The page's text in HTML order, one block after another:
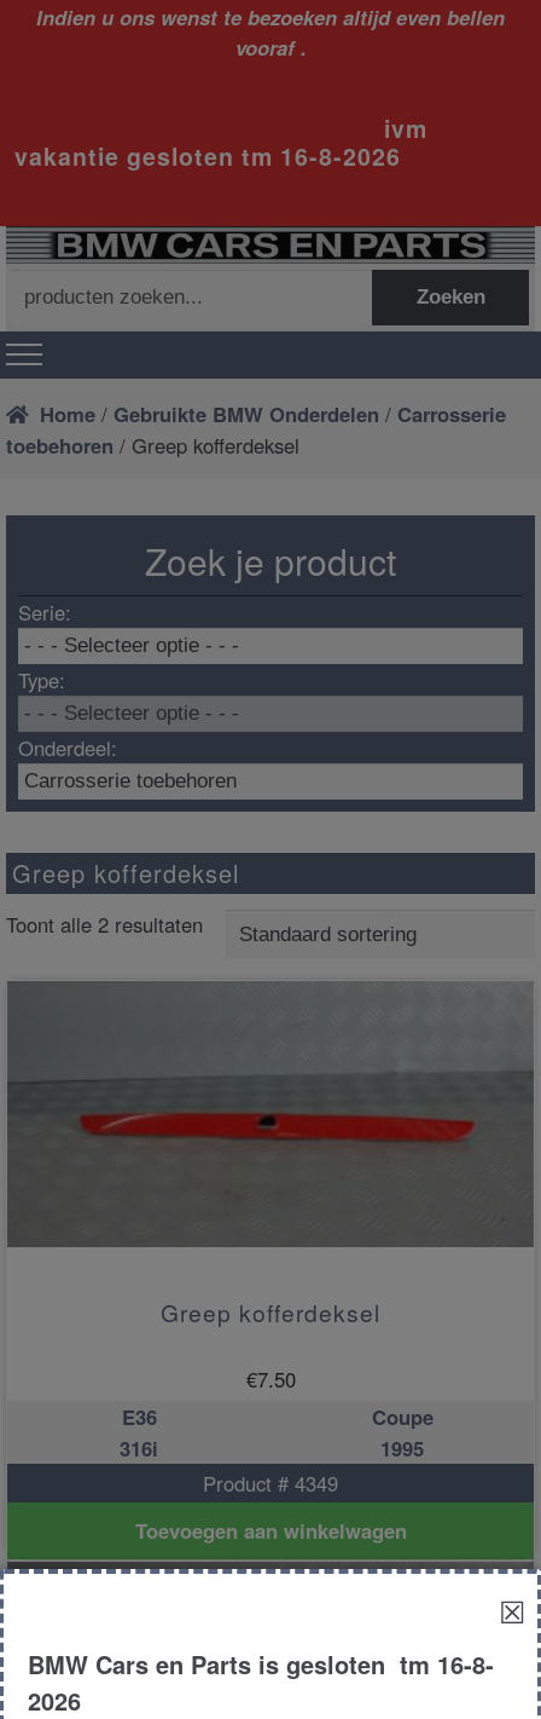
Indien u ons wenst te bezoeken altijd even bellen
vooraf .
ivm
vakantie gesloten tm 16-8-2026
naar:
Zoeken
Home / Gebruikte BMW Onderdelen / Carrosserie
toebehoren / Greep kofferdeksel
Zoek je product
Serie:
Type:
Onderdeel:
Greep kofferdeksel
Toont alle 2 resultaten
Greep kofferdeksel
€7.50
E36
Coupe
316i
1995
Product # 4349
Toevoegen aan winkelwagen
☒
BMW Cars en Parts is gesloten tm 16-8-
2026